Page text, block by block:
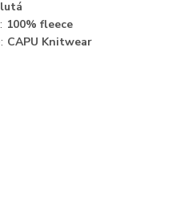
100% fleece
CAPU Knitwear